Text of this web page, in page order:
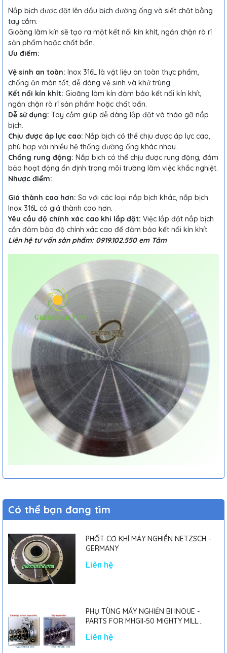
Nắp bịch được đặt lên đầu bịch đường ống và siết chặt bằng
tay cầm.
Gioăng làm kín sẽ tạo ra một kết nối kín khít, ngăn chặn rò rỉ
sản phẩm hoặc chất bẩn.
Ưu điểm:
Vệ sinh an toàn: Inox 316L là vật liệu an toàn thực phẩm,
chống ăn mòn tốt, dễ dàng vệ sinh và khử trùng.
Kết nối kín khít: Gioăng làm kín đảm bảo kết nối kín khít,
ngăn chặn rò rỉ sản phẩm hoặc chất bẩn.
Dễ sử dụng: Tay cầm giúp dễ dàng lắp đặt và tháo gỡ nắp
bịch.
Chịu được áp lực cao: Nắp bịch có thể chịu được áp lực cao,
phù hợp với nhiều hệ thống đường ống khác nhau.
Chống rung động: Nắp bịch có thể chịu được rung động, đảm
bảo hoạt động ổn định trong môi trường làm việc khắc nghiệt.
Nhược điểm:
Giá thành cao hơn: So với các loại nắp bịch khác, nắp bịch
Inox 316L có giá thành cao hơn.
Yêu cầu độ chính xác cao khi lắp đặt: Việc lắp đặt nắp bịch
cần đảm bảo độ chính xác cao để đảm bảo kết nối kín khít.
Liên hệ tư vấn sản phẩm: 0919.102.550 em Tâm
Có thể bạn đang tìm
PHỐT CƠ KHÍ MÁY NGHIỀN NETZSCH -
GERMANY
Liên hệ
PHỤ TÙNG MÁY NGHIỀN BI INOUE -
PARTS FOR MHGII-50 MIGHTY MILL
Liên hệ